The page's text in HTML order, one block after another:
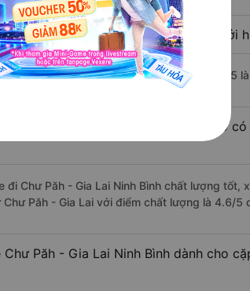
Bình từ Chư Păh - Gia Lai nào khởi
xuất phát trễ (muộn) nhất là vào lúc 11:25
đi Ninh Bình từ Chư Păh - Gia Lai nào
đi Chư Păh - Gia Lai Ninh Bình chất lượng tốt,
Chư Păh - Gia Lai với điểm chất lượng là 4.6/
Păh - Gia Lai Ninh Bình dành cho